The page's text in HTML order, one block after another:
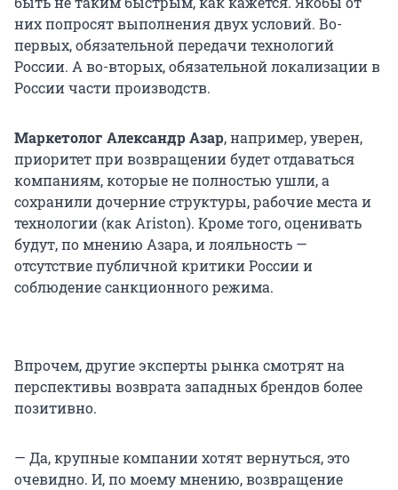
них попросят выполнения двух условий. Во-
первых, обязательной передачи технологий
России. А во-вторых, обязательной локализации в
России части производств.
Маркетолог Александр Азар, например, уверен,
приоритет при возвращении будет отдаваться
компаниям, которые не полностью ушли, а
сохранили дочерние структуры, рабочие места и
технологии (как Ariston). Кроме того, оценивать
будут, по мнению Азара, и лояльность —
отсутствие публичной критики России и
соблюдение санкционного режима.
Впрочем, другие эксперты рынка смотрят на
перспективы возврата западных брендов более
позитивно.
— Да, крупные компании хотят вернуться, это
очевидно. И, по моему мнению, возвращение